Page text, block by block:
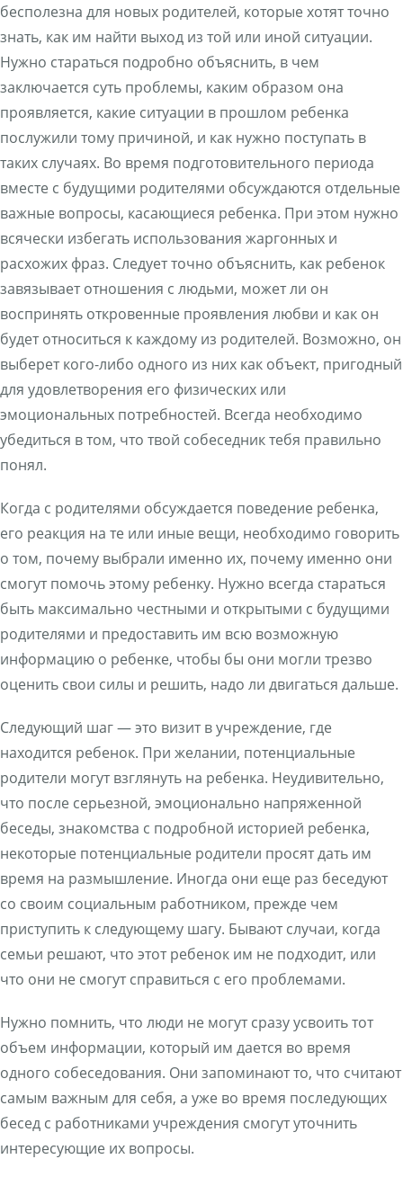
бесполезна для новых родителей, которые хотят точно
знать, как им найти выход из той или иной ситуации.
Нужно стараться подробно объяснить, в чем
заключается суть проблемы, каким образом она
проявляется, какие ситуации в прошлом ребенка
послужили тому причиной, и как нужно поступать в
таких случаях. Во время подготовительного периода
вместе с будущими родителями обсуждаются отдельные
важные вопросы, касающиеся ребенка. При этом нужно
всячески избегать использования жаргонных и
расхожих фраз. Следует точно объяснить, как ребенок
завязывает отношения с людьми, может ли он
воспринять откровенные проявления любви и как он
будет относиться к каждому из родителей. Возможно, он
выберет кого-либо одного из них как объект, пригодный
для удовлетворения его физических или
эмоциональных потребностей. Всегда необходимо
убедиться в том, что твой собеседник тебя правильно
понял.
Когда с родителями обсуждается поведение ребенка,
его реакция на те или иные вещи, необходимо говорить
о том, почему выбрали именно их, почему именно они
смогут помочь этому ребенку. Нужно всегда стараться
быть максимально честными и открытыми с будущими
родителями и предоставить им всю возможную
информацию о ребенке, чтобы бы они могли трезво
оценить свои силы и решить, надо ли двигаться дальше.
Следующий шаг — это визит в учреждение, где
находится ребенок. При желании, потенциальные
родители могут взглянуть на ребенка. Неудивительно,
что после серьезной, эмоционально напряженной
беседы, знакомства с подробной историей ребенка,
некоторые потенциальные родители просят дать им
время на размышление. Иногда они еще раз беседуют
со своим социальным работником, прежде чем
приступить к следующему шагу. Бывают случаи, когда
семьи решают, что этот ребенок им не подходит, или
что они не смогут справиться с его проблемами.
Нужно помнить, что люди не могут сразу усвоить тот
объем информации, который им дается во время
одного собеседования. Они запоминают то, что считают
самым важным для себя, а уже во время последующих
бесед с работниками учреждения смогут уточнить
интересующие их вопросы.